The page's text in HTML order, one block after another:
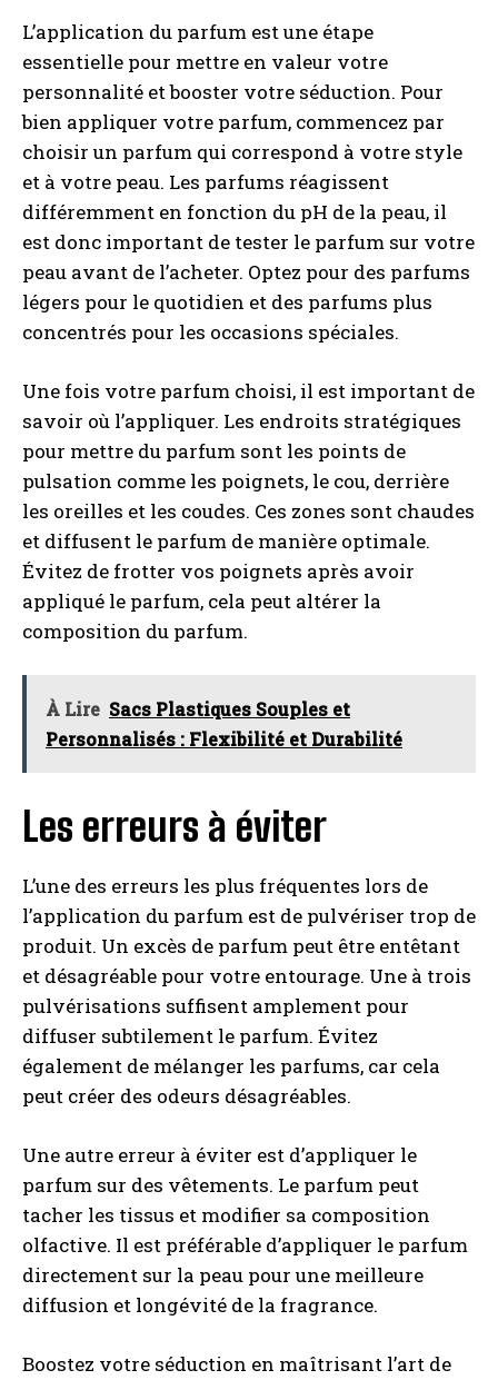
L’application du parfum est une étape
essentielle pour mettre en valeur votre
personnalité et booster votre séduction. Pour
bien appliquer votre parfum, commencez par
choisir un parfum qui correspond à votre style
et à votre peau. Les parfums réagissent
différemment en fonction du pH de la peau, il
est donc important de tester le parfum sur votre
peau avant de l’acheter. Optez pour des parfums
légers pour le quotidien et des parfums plus
concentrés pour les occasions spéciales.
Une fois votre parfum choisi, il est important de
savoir où l’appliquer. Les endroits stratégiques
pour mettre du parfum sont les points de
pulsation comme les poignets, le cou, derrière
les oreilles et les coudes. Ces zones sont chaudes
et diffusent le parfum de manière optimale.
Évitez de frotter vos poignets après avoir
appliqué le parfum, cela peut altérer la
composition du parfum.
À Lire Sacs Plastiques Souples et
Personnalisés : Flexibilité et Durabilité
Les erreurs à éviter
L’une des erreurs les plus fréquentes lors de
l’application du parfum est de pulvériser trop de
produit. Un excès de parfum peut être entêtant
et désagréable pour votre entourage. Une à trois
pulvérisations suffisent amplement pour
diffuser subtilement le parfum. Évitez
également de mélanger les parfums, car cela
peut créer des odeurs désagréables.
Une autre erreur à éviter est d’appliquer le
parfum sur des vêtements. Le parfum peut
tacher les tissus et modifier sa composition
olfactive. Il est préférable d’appliquer le parfum
directement sur la peau pour une meilleure
diffusion et longévité de la fragrance.
Boostez votre séduction en maîtrisant l’art de